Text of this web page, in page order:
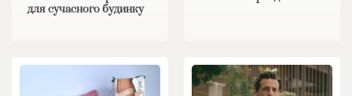
для сучасного будинку